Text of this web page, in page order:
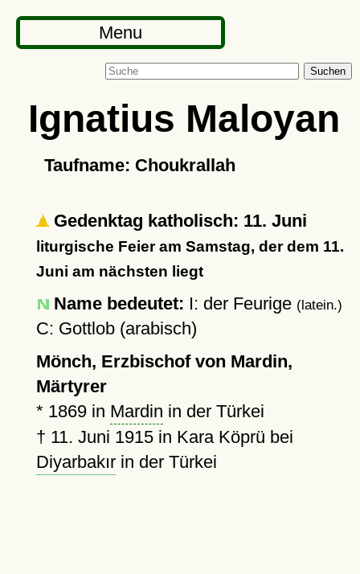
Menu
Suchen
Ignatius Maloyan
Taufname: Choukrallah
Gedenktag katholisch: 11. Juni
liturgische Feier am Samstag, der dem 11.
Juni am nächsten liegt
Name bedeutet: I: der Feurige (latein.)
C: Gottlob (arabisch)
Mönch, Erzbischof von Mardin,
Märtyrer
* 1869in Mardin in der Türkei
† 11. Juni 1915in Kara Köprü bei
Diyarbakırin der Türkei